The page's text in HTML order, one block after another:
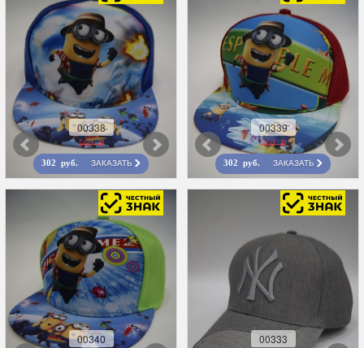
00338
560 r
302 руб. ЗАКАЗАТЬ
00339
560 r
302 руб. ЗАКАЗАТЬ
00340 00333